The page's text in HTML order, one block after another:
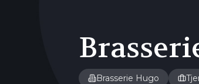
Brasserie Hugo